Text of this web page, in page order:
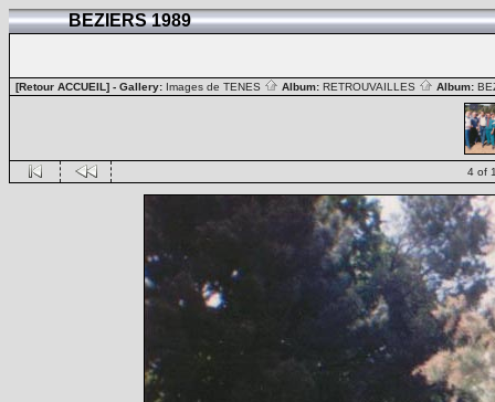
BEZIERS 1989
[Retour ACCUEIL] - Gallery: Images de TENES Album: RETROUVAILLES Album:
4 of